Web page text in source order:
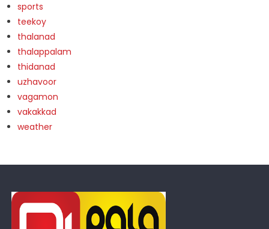
sports
teekoy
thalanad
thalappalam
thidanad
uzhavoor
vagamon
vakakkad
weather